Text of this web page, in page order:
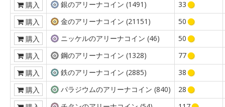
購入
銀のアリーナコイン (1491)
33
購入
金のアリーナコイン (21151)
50
購入
ニッケルのアリーナコイン (46)
50
購入
鋼のアリーナコイン (1328)
77
購入
鉄のアリーナコイン (2885)
38
購入
パラジウムのアリーナコイン (840)
28